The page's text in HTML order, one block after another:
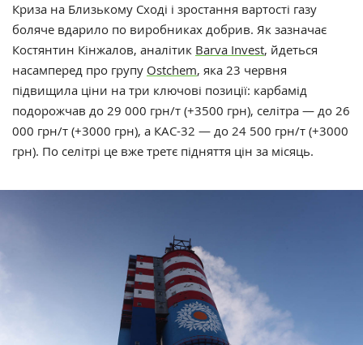
Криза на Близькому Сході і зростання вартості газу
боляче вдарило по виробниках добрив. Як зазначає
Костянтин Кінжалов, аналітик Barva Invest, йдеться
насамперед про групу Ostchem, яка 23 червня
підвищила ціни на три ключові позиції: карбамід
подорожчав до 29 000 грн/т (+3500 грн), селітра — до 26
000 грн/т (+3000 грн), а КАС-32 — до 24 500 грн/т (+3000
грн). По селітрі це вже третє підняття цін за місяць.